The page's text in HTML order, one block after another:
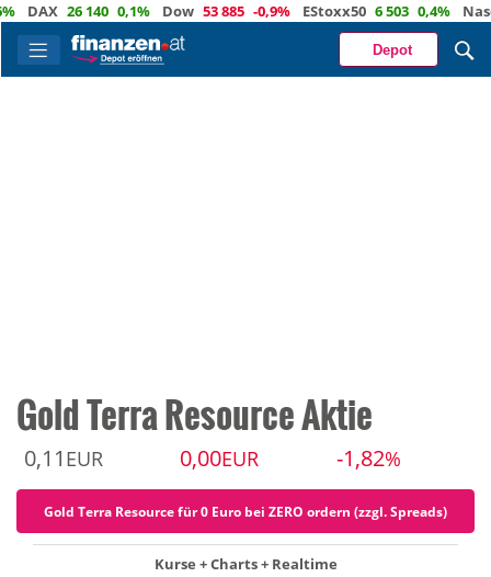
26 140 0,1% Dow 53 885 -0,9% EStoxx50 6 503 0,4% Nasdaq
Depot
Gold Terra Resource Aktie
0,11 EUR 0,00EUR -1,82%
Gold Terra Resource für 0 Euro bei ZERO ordern (zzgl. Spreads)
Kurse + Charts + Realtime